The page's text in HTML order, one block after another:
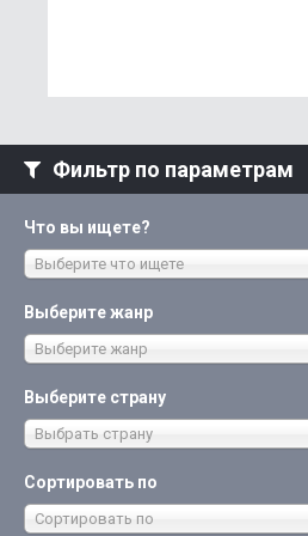
Фильтр по параметрам
Что вы ищете?
Выберите что ищете
Выберите жанр
Выберите жанр
Выберите страну
Выбрать страну
Сортировать по
Сортировать по